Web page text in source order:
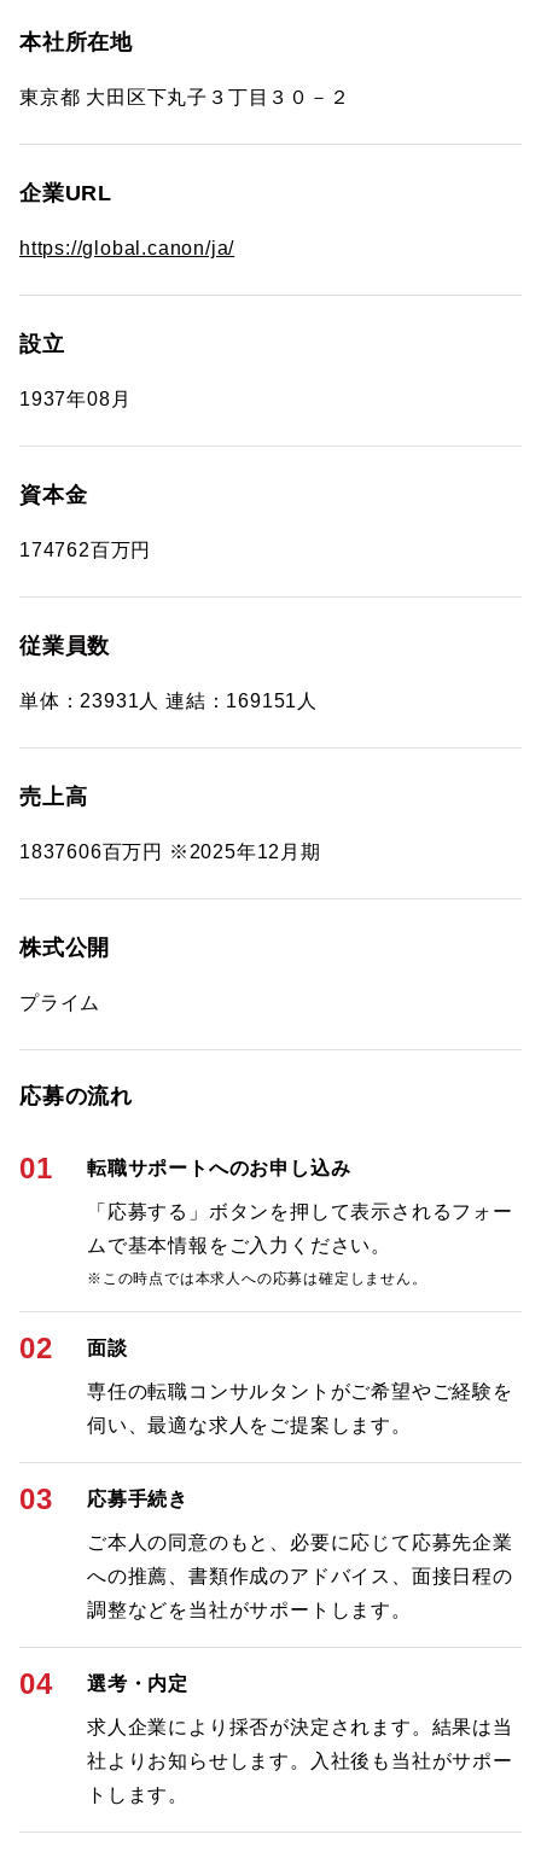
本社所在地
東京都 大田区下丸子３丁目３０－２
企業URL
https://global.canon/ja/
設立
1937年08月
資本金
174762百万円
従業員数
単体：23931人 連結：169151人
売上高
1837606百万円 ※2025年12月期
株式公開
プライム
応募の流れ
01 転職サポートへのお申し込み
「応募する」ボタンを押して表示されるフォー
ムで基本情報をご入力ください。
※この時点では本求人への応募は確定しません。
02 面談
専任の転職コンサルタントがご希望やご経験を
伺い、最適な求人をご提案します。
03 応募手続き
ご本人の同意のもと、必要に応じて応募先企業
への推薦、書類作成のアドバイス、面接日程の
調整などを当社がサポートします。
04 選考・内定
求人企業により採否が決定されます。結果は当
社よりお知らせします。入社後も当社がサポー
トします。